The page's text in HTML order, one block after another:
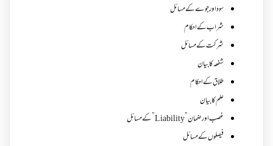
سود اور جوے کے مسائل
شراب کے احکام
شرکت کے مسائل
شفعہ کا بیان
طلاق کے احکام
علم کا بیان
غصب اورضمان”Liability” کے مسائل
فیصلوں کے مسائل